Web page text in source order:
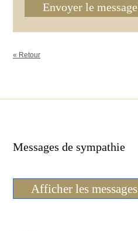
Envoyer le message
« Retour
Messages de sympathie
Afficher les messages